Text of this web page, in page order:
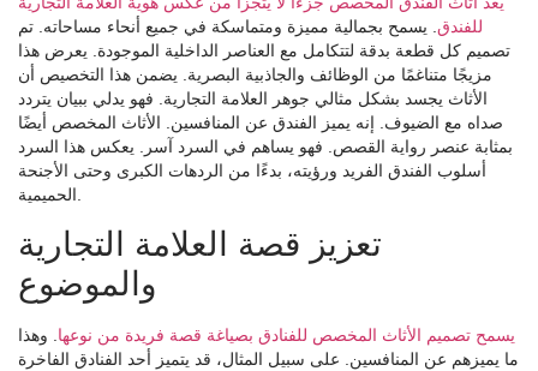
للفندق. يسمح بجمالية مميزة ومتماسكة في جميع أنحاء مساحاته. تم
تصميم كل قطعة بدقة لتتكامل مع العناصر الداخلية الموجودة. يعرض هذا
مزيجًا متناغمًا من الوظائف والجاذبية البصرية. يضمن هذا التخصيص أن
الأثاث يجسد بشكل مثالي جوهر العلامة التجارية. فهو يدلي ببيان يتردد
صداه مع الضيوف. إنه يميز الفندق عن المنافسين. الأثاث المخصص أيضًا
بمثابة عنصر رواية القصص. فهو يساهم في السرد آسر. يعكس هذا السرد
أسلوب الفندق الفريد ورؤيته، بدءًا من الردهات الكبرى وحتى الأجنحة
الحميمية.
تعزيز قصة العلامة التجارية
والموضوع
يسمح تصميم الأثاث المخصص للفنادق بصياغة قصة فريدة من نوعها . وهذا
ما يميزهم عن المنافسين. على سبيل المثال، قد يتميز أحد الفنادق الفاخرة